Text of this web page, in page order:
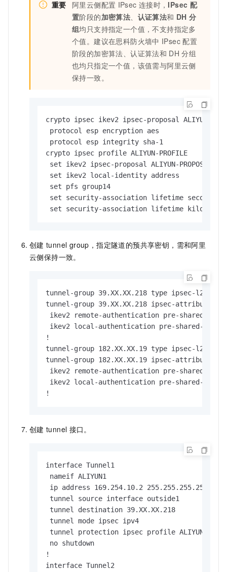
重要 阿里云侧配置 IPsec 连接时， IPsec 配
置阶段的加密算法、 认证算法和 DH 分
组均只支持指定一个值，不支持指定多
个值。建议在思科防火墙中 IPsec 配置
阶段的加密算法、认证算法和 DH 分组
也均只指定一个值，该值需与阿里云侧
保持一致。
crypto ipsec ikev2 ipsec-proposal ALIYUN-
protocol esp encryption aes                         #
protocol esp integrity sha-1                        #
crypto ipsec profile ALIYUN-
set ikev2 ipsec-proposal ALIYUN-
set ikev2 local-identity address                    #
set pfs group14
set security-association lifetime seconds
set security-association lifetime kilobytes
创建 tunnel group，指定隧道的预共享密钥，需和阿里
云侧保持一致。
tunnel-group 39.XX.XX.218 type ipsec-l2l
tunnel-group 39.XX.XX.218 ipsec-
ikev2 remote-authentication pre-shared-key
ikev2 local-authentication pre-shared-key
!
tunnel-group 182.XX.XX.19 type ipsec-l2l
tunnel-group 182.XX.XX.19 ipsec-attributes
ikev2 remote-authentication pre-shared-key
ikev2 local-authentication pre-shared-key
!
创建 tunnel 接口。
interface Tunnel1
nameif ALIYUN1
ip address 169.254.10.2 255.255.255.252
tunnel source interface outside1
tunnel destination 39.XX.XX.218
tunnel mode ipsec ipv4
tunnel protection ipsec profile ALIYUN-
no shutdown
!
interface Tunnel2